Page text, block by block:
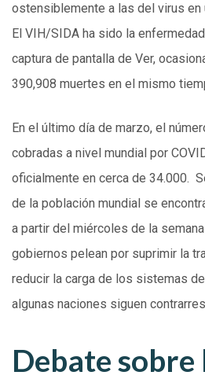
ostensiblemente a las del virus en
El VIH/SIDA ha sido la
captura de pantalla de Ver,
390,908 muertes en el mismo
En el último día de marzo, el
cobradas a nivel mundial por
oficialmente en cerca de 34.000.
de la población mundial se
a partir del miércoles de la
gobiernos pelean por suprimir la
reducir la carga de los sistemas
algunas naciones siguen
Debate sobre